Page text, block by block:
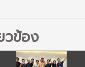
วข้อง